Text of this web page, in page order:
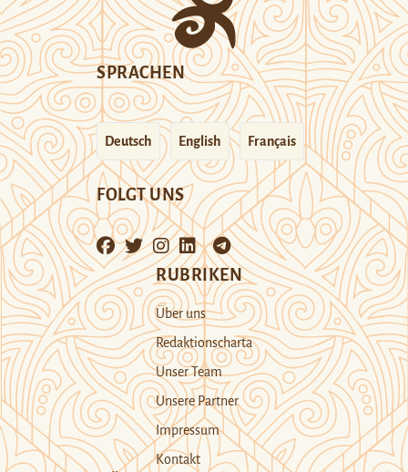
SPRACHEN
Deutsch English Français
FOLGT UNS
RUBRIKEN
Über uns
Redaktionscharta
Unser Team
Unsere Partner
Impressum
Kontakt